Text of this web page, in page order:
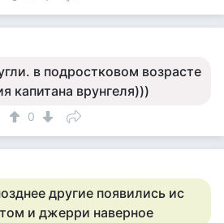
в подростковом возрасте
капитана врунгеля)))
0
другие появились ис
и джерри наверное